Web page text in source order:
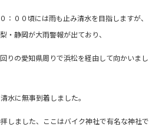
：００頃には雨も止み清水を目指しますが、
・静岡が大雨警報が出ており、
りの愛知県周りで浜松を経由して向かいまし
水に無事到着しました。
しました、ここはバイク神社で有名な神社で